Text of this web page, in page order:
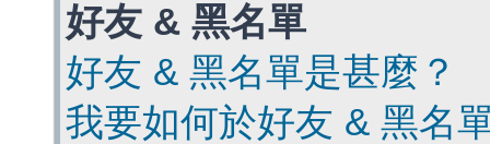
好友 & 黑名單
好友 & 黑名單是甚麼？
我要如何於好友 & 黑名